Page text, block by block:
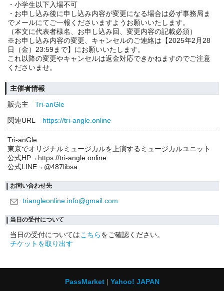
・小学生以下入場不可
・お申し込み後に申し込み内容が変更になる場合は必ず事務局ま
でメールにてご一報くださいますようお願いいたします。
（本文に代表者様名、お申し込み回、変更内容の記載必須）
※お申し込み内容の変更、キャンセルのご連絡は【2025年2月28
日（金）23:59まで】にお願いいたします。
これ以降の変更やキャンセルは返金対応できかねますのでご注意
くださいませ。
主催者情報
販売主
Tri-anGle
関連URL
https://tri-angle.online
Tri-anGle
東京でオリジナルミュージカルを上演するミュージカルユニット
公式HP→https://tri-angle.online
公式LINE→@487libsa
お問い合わせ先
triangleonline.info@gmail.com
当日の受付について
当日の受付についてはこちらをご確認ください。
チケットを取り出す
PassMarket Yahoo! JAPAN